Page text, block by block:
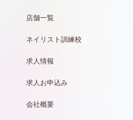
店舗一覧
ネイリスト訓練校
求人情報
求人お申込み
会社概要